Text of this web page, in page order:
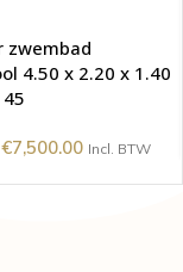
zwembad
4.50 x 2.20 x 1.40
45
€7,500.00 Incl. BTW